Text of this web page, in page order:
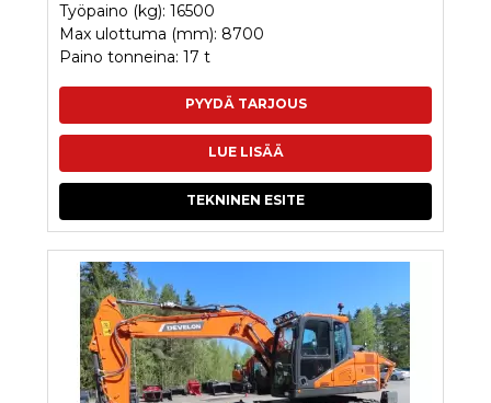
Työpaino (kg): 16500
Max ulottuma (mm): 8700
Paino tonneina: 17 t
PYYDÄ TARJOUS
LUE LISÄÄ
TEKNINEN ESITE